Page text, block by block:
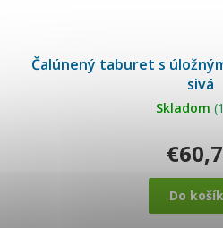
Čalúnený taburet s
sivá
Skladom
Do